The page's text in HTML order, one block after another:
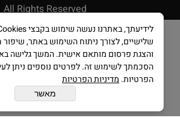
All Rights Reserved
בניית אתרים
שלישיים, לצורך ניתוח השימוש באתר, שיפור
והצגת פרסום מותאם אישית. המשך גלישה
הסכמתך לשימוש זה. לפרטים נוספים ניתן
הפרטיות. מדיניות הפרטיות
מאשר